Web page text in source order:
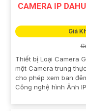
CAMERA IP
Giá
Thiết bị Loại Camera
một Camera trung
cho phép xem ban
Công nghệ hình Ảnh